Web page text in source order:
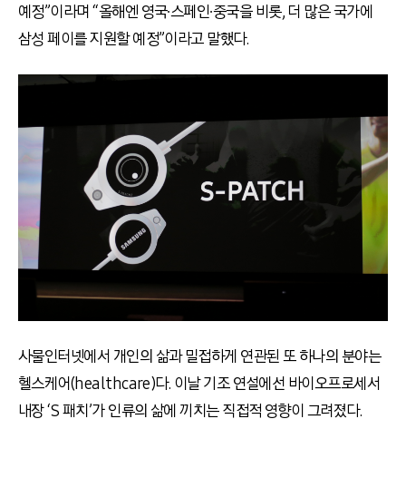
예정”이라며 “올해엔 영국∙스페인∙중국을 비롯, 더 많은 국가에
삼성 페이를 지원할 예정”이라고 말했다.
사물인터넷에서 개인의 삶과 밀접하게 연관된 또 하나의 분야는
헬스케어(healthcare)다. 이날 기조 연설에선 바이오프로세서
내장 ‘S 패치’가 인류의 삶에 끼치는 직접적 영향이 그려졌다.